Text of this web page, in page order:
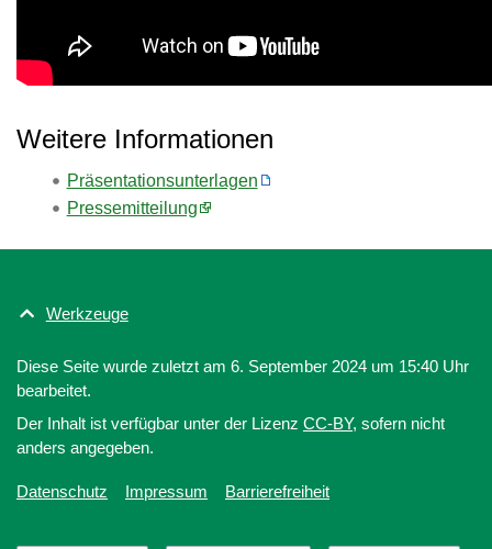
Weitere Informationen
Präsentationsunterlagen
Pressemitteilung
Werkzeuge
Diese Seite wurde zuletzt am 6. September 2024 um 15:40 Uhr
bearbeitet.
Der Inhalt ist verfügbar unter der Lizenz CC-BY, sofern nicht
anders angegeben.
Datenschutz Impressum Barrierefreiheit